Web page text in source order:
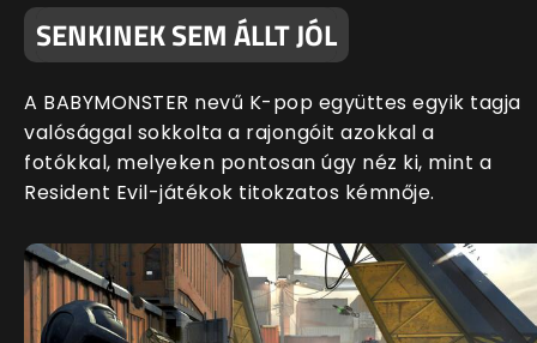
SENKINEK SEM ÁLLT JÓL
A BABYMONSTER nevű K-pop együttes egyik tagja
valósággal sokkolta a rajongóit azokkal a
fotókkal, melyeken pontosan úgy néz ki, mint a
Resident Evil-játékok titokzatos kémnője.